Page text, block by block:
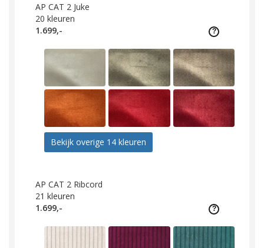
AP CAT 2 Juke
20 kleuren
1.699,-
Bekijk overige 14 kleuren
AP CAT 2 Ribcord
21 kleuren
1.699,-